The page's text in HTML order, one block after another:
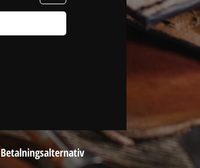
Betalningsalternativ